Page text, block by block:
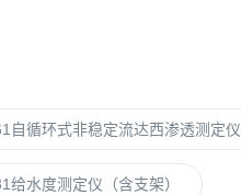
自循环式非稳定流达西渗透测定仪
给水度测定仪（含支架）